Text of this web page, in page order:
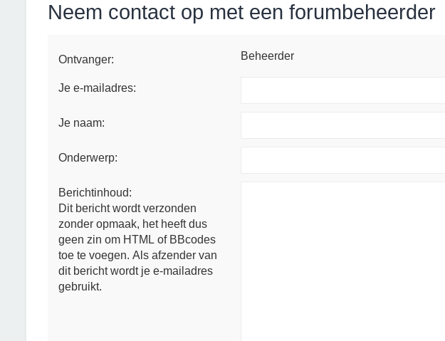
Neem contact op met een forumbeheerder
Ontvanger: Beheerder
Je e-mailadres:
Je naam:
Onderwerp:
Berichtinhoud:
Dit bericht wordt verzonden
zonder opmaak, het heeft dus
geen zin om HTML of BBcodes
toe te voegen. Als afzender van
dit bericht wordt je e-mailadres
gebruikt.